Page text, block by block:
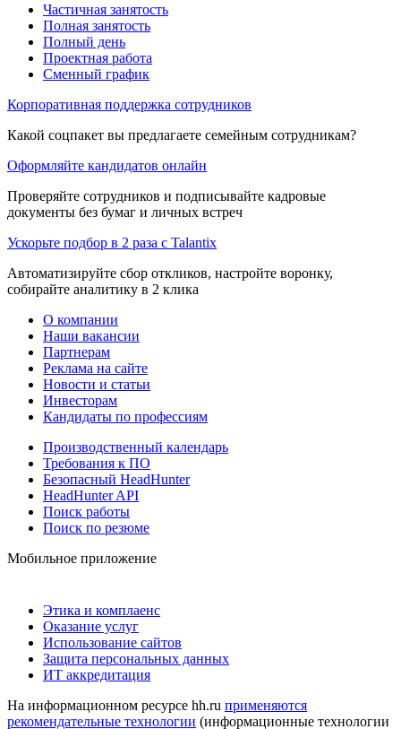
Частичная занятость
Полная занятость
Полный день
Проектная работа
Сменный график
Корпоративная поддержка сотрудников
Какой соцпакет вы предлагаете семейным сотрудникам?
Оформляйте кандидатов онлайн
Проверяйте сотрудников и подписывайте кадровые
документы без бумаг и личных встреч
Ускорьте подбор в 2 раза с Talantix
Автоматизируйте сбор откликов, настройте воронку,
собирайте аналитику в 2 клика
О компании
Наши вакансии
Партнерам
Реклама на сайте
Новости и статьи
Инвесторам
Кандидаты по профессиям
Производственный календарь
Требования к ПО
Безопасный HeadHunter
HeadHunter API
Поиск работы
Поиск по резюме
Мобильное приложение
Этика и комплаенс
Оказание услуг
Использование сайтов
Защита персональных данных
ИТ аккредитация
На информационном ресурсе hh.ru применяются
рекомендательные технологии (информационные технологии